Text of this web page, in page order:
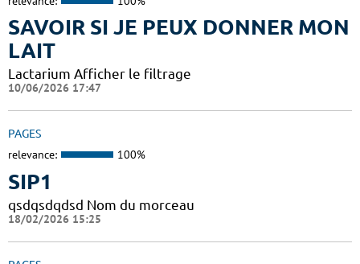
SAVOIR SI JE PEUX DONNER MON
LAIT
Lactarium Afficher le filtrage
10/06/2026 17:47
PAGES
relevance: 100%
SIP1
qsdqsdqdsd Nom du morceau
18/02/2026 15:25